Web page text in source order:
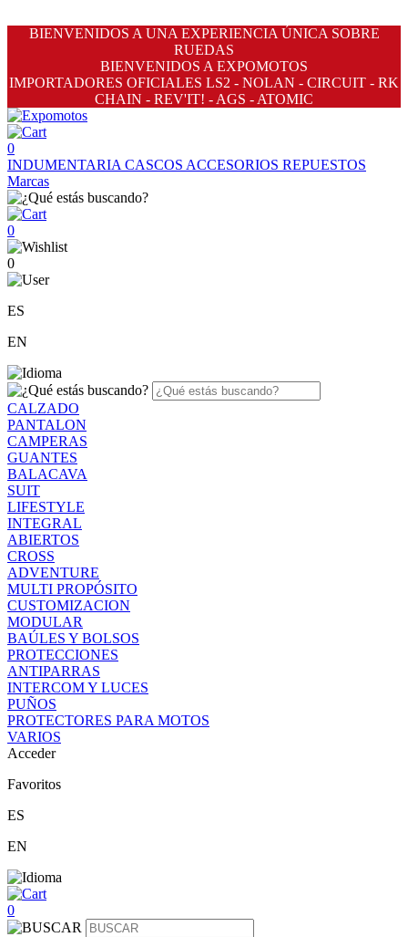
BIENVENIDOS A UNA EXPERIENCIA ÚNICA SOBRE
RUEDAS
BIENVENIDOS A EXPOMOTOS
IMPORTADORES OFICIALES LS2 - NOLAN - CIRCUIT - RK
CHAIN - REV'IT! - AGS - ATOMIC
0
INDUMENTARIA CASCOS ACCESORIOS REPUESTOS
Marcas
0
0
ES
EN
CALZADO
PANTALON
CAMPERAS
GUANTES
BALACAVA
SUIT
LIFESTYLE
INTEGRAL
ABIERTOS
CROSS
ADVENTURE
MULTI PROPÓSITO
CUSTOMIZACION
MODULAR
BAÚLES Y BOLSOS
PROTECCIONES
ANTIPARRAS
INTERCOM Y LUCES
PUÑOS
PROTECTORES PARA MOTOS
VARIOS
Acceder
Favoritos
ES
EN
0